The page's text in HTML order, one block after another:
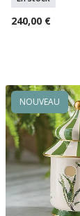
240,00 €
NOUVEAU